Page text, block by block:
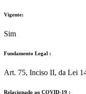
Vigente:
Sim
Fundamento Legal :​
Art. 75, Inciso II, da Lei
Relacionado ao COVID-19 :​